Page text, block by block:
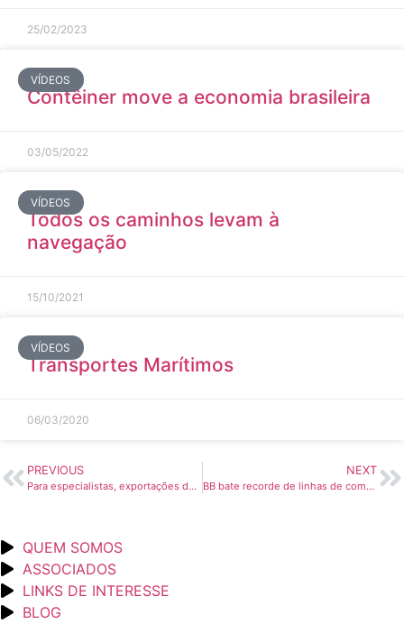
25/02/2023
VÍDEOS
Contêiner move a economia brasileira
03/05/2022
VÍDEOS
Todos os caminhos levam à
navegação
15/10/2021
VÍDEOS
Transportes Marítimos
06/03/2020
PREVIOUS
Para especialistas, exportações devem continuar crescendo no ano – Valor Econômico
NEXT
BB bate recorde de linhas de comércio exterior aos US$ 2,07 bi – Valor Economico
QUEM SOMOS
ASSOCIADOS
LINKS DE INTERESSE
BLOG